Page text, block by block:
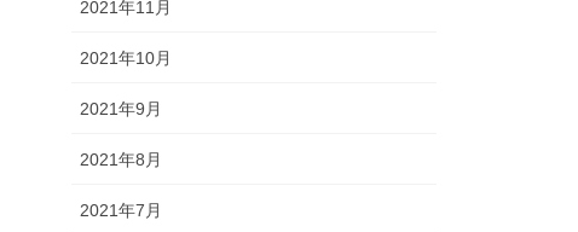
2021年11月
2021年10月
2021年9月
2021年8月
2021年7月